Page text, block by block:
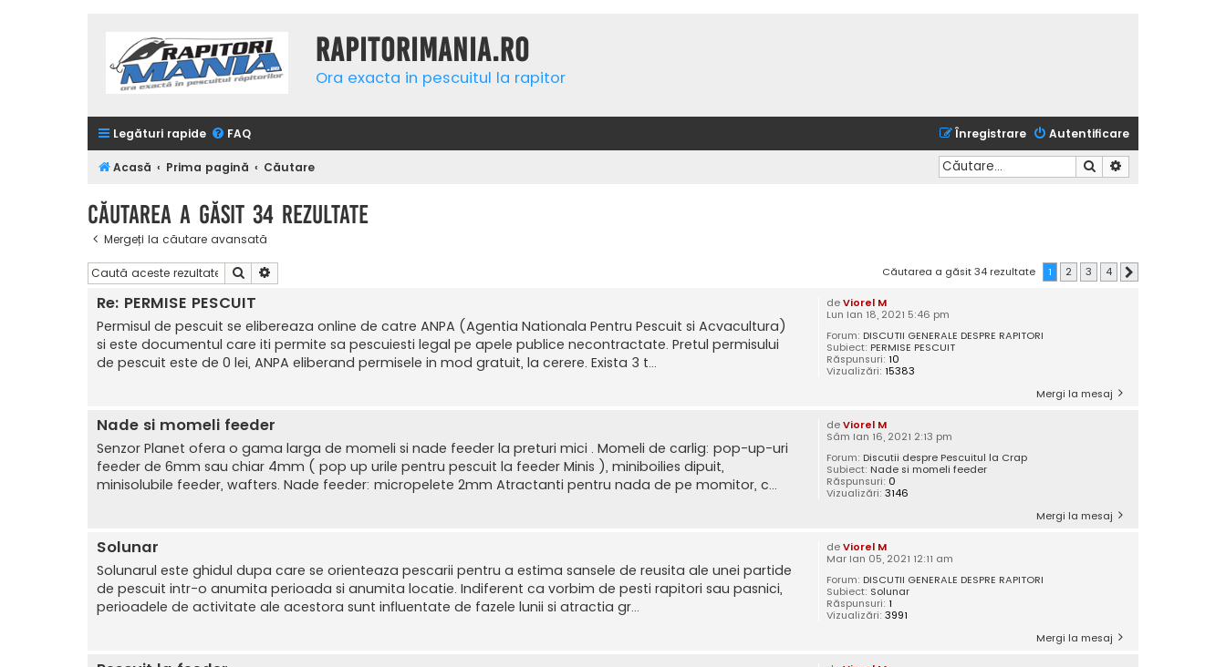
Rapitorimania.ro
Ora exacta in pescuitul la rapitor
Legături rapide FAQ Autentificare
Înregistrare
Acasă Prima pagină Căutare Căutare
Căutarea a găsit 34 rezultate
Mergeți la căutare avansată
Căutare Căutarea a găsit 34 rezultate 1 2 3 4
deViorel M
Lun Ian 18, 2021 5:46 pm
Forum: DISCUTII GENERALE DESPRE RAPITORI
Subiect: PERMISE PESCUIT
Răspunsuri: 10
Vizualizări: 15383
Re: PERMISE PESCUIT
Permisul de pescuit se elibereaza online de catre ANPA (Agentia Nationala Pentru Pescuit si Acvacultura)
si este documentul care iti permite sa pescuiesti legal pe apele publice necontractate. Pretul permisului
de pescuit este de 0 lei, ANPA eliberand permisele in mod gratuit, la cerere. Exista 3 t...
Mergi la mesaj
deViorel M
Sâm Ian 16, 2021 2:13 pm
Forum: Discutii despre Pescuitul la Crap
Subiect: Nade si momeli feeder
Răspunsuri: 0
Vizualizări:3146
Nade si momeli feeder
Senzor Planet ofera o gama larga de momeli si nade feeder la preturi mici . Momeli de carlig: pop-up-uri
feeder de 6mm sau chiar 4mm ( pop up urile pentru pescuit la feeder Minis ), miniboilies dipuit,
minisolubile feeder, wafters. Nade feeder: micropelete 2mm Atractanti pentru nada de pe momitor, c...
Mergi la mesaj
deViorel M
Mar Ian 05, 2021 12:11 am
Forum: DISCUTII GENERALE DESPRE RAPITORI
Subiect: Solunar
Răspunsuri: 1
Vizualizări:3991
Solunar
Solunarul este ghidul dupa care se orienteaza pescarii pentru a estima sansele de reusita ale unei partide
de pescuit intr-o anumita perioada si anumita locatie. Indiferent ca vorbim de pesti rapitori sau pasnici,
perioadele de activitate ale acestora sunt influentate de fazele lunii si atractia gr...
Mergi la mesaj